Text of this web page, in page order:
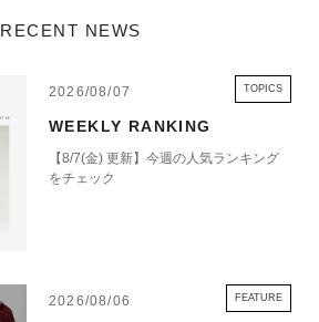
RECENT NEWS
2026/08/07 TOPICS
WEEKLY RANKING
【8/7(金) 更新】今週の人気ランキング
をチェック
2026/08/06 FEATURE